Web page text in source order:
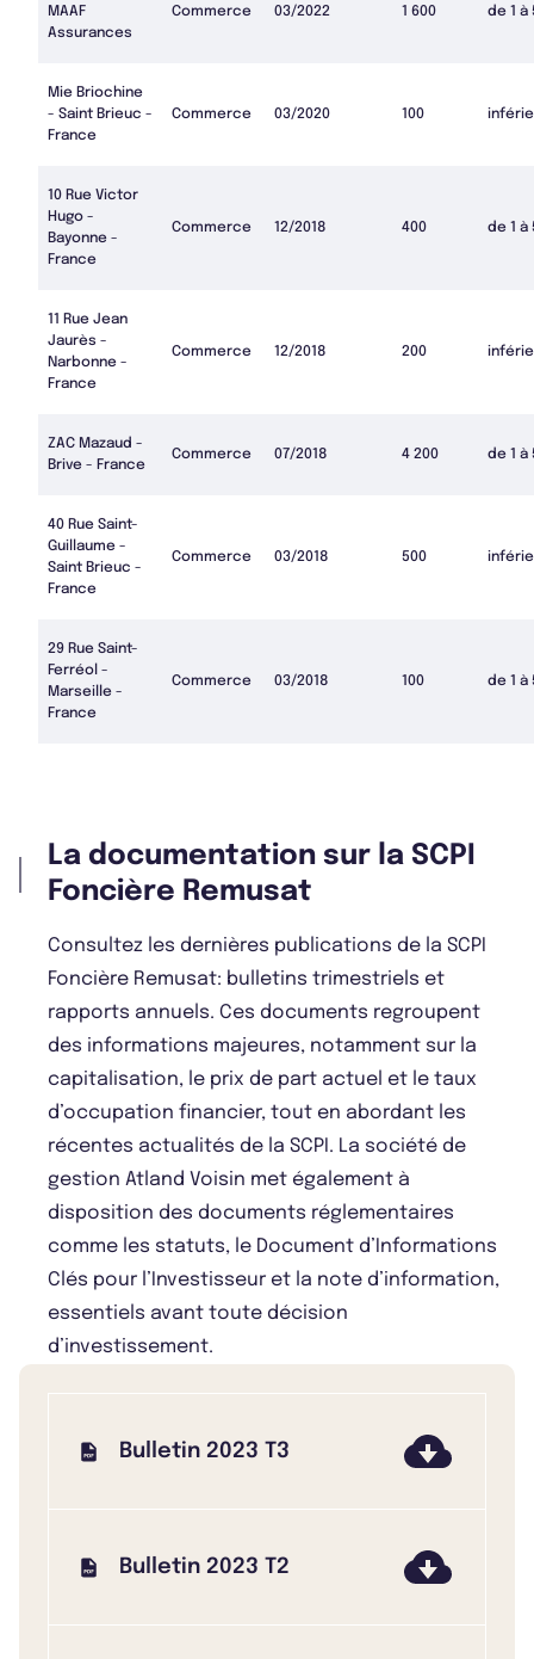
MAAF
Assurances
Commerce 03/2022 1 600 de 1 à
Mie Briochine
- Saint Brieuc -
France
Commerce 03/2020 100
10 Rue Victor
Hugo -
Bayonne -
France
Commerce 12/2018 400 de 1 à
11 Rue Jean
Jaurès -
Narbonne -
France
Commerce 12/2018 200
ZAC Mazaud -
Brive - France
Commerce 07/2018 4 200 de 1 à
40 Rue Saint-
Guillaume -
Saint Brieuc -
France
Commerce 03/2018 500
29 Rue Saint-
Ferréol -
Marseille -
France
Commerce 03/2018 100 de 1 à
La documentation sur la SCPI
Foncière Remusat
Consultez les dernières publications de la SCPI
Foncière Remusat: bulletins trimestriels et
rapports annuels. Ces documents regroupent
des informations majeures, notamment sur la
capitalisation, le prix de part actuel et le taux
d’occupation financier, tout en abordant les
récentes actualités de la SCPI. La société de
gestion Atland Voisin met également à
disposition des documents réglementaires
comme les statuts, le Document d’Informations
Clés pour l’Investisseur et la note d’information,
essentiels avant toute décision
d’investissement.
Bulletin 2023 T3
Bulletin 2023 T2